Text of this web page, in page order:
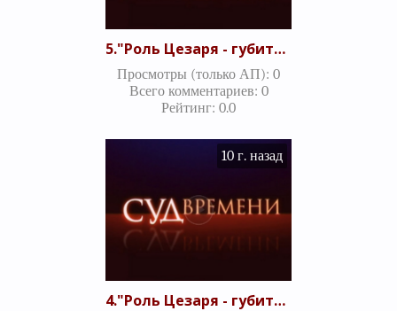
5."Роль Цезаря - губитель республики или спаситель государства?" Итоговый выпуск (23.07.2010)
Просмотры (только АП): 0
Всего комментариев: 0
Рейтинг: 0.0
10 г. назад
4."Роль Цезаря - губитель республики или спаситель государства?" Часть 1 (22.07.2010)